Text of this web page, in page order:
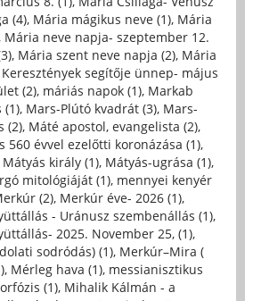
(4), Mária mágikus neve (1), Mária
Mária neve napja- szeptember 12.
, Mária szent neve napja (2), Mária
segítője ünnep- május
(2), máriás napok (1), Markab
(1), Mars-Plútó kvadrát (3), Mars-
(2), Máté apostol, evangelista (2),
560 évvel ezelőtti koronázása (1),
Mátyás király (1), Mátyás-ugrása (1),
mitológiáját (1), mennyei kenyér
(2), Merkúr éve- 2026 (1),
- Uránusz szembenállás (1),
2025. November 25, (1),
sodródás) (1), Merkúr–Mira (
, Mérleg hava (1), messianisztikus
(1), Mihalik Kálmán - a